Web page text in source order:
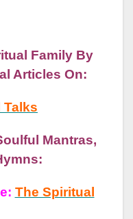
Family By
Articles On:
Talks
Mantras,
The Spiritual